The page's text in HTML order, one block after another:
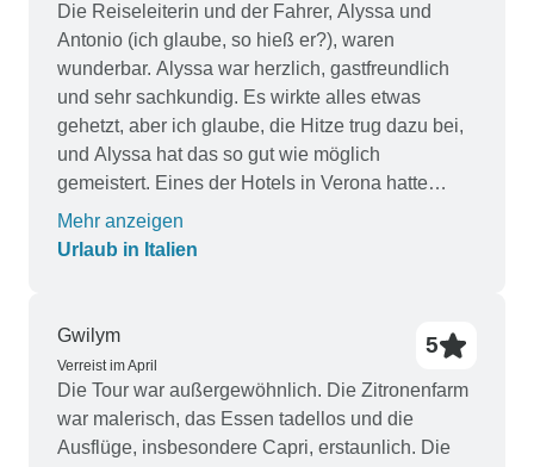
Die Reiseleiterin und der Fahrer, Alyssa und
Antonio (ich glaube, so hieß er?), waren
wunderbar. Alyssa war herzlich, gastfreundlich
und sehr sachkundig. Es wirkte alles etwas
gehetzt, aber ich glaube, die Hitze trug dazu bei,
und Alyssa hat das so gut wie möglich
gemeistert. Eines der Hotels in Verona hatte
winzige Badezimmer, sehr harte Betten und keine
Tee- oder Kaffeezubereitungsmöglichkeiten.
Aktivitäten in den Gesamtpreis der Reise
einzubeziehen. Da ich Australierin bin, bin ich es
nicht gewohnt, Trinkgeld zu geben, daher war ich
von dem empfohlenen Betrag etwas überrascht,
obwohl Alyssa keinerlei Druck ausgeübt hat.
Mehr anzeigen
Urlaub in Italien
Gwilym
Verreist im April
5
Die Tour war außergewöhnlich. Die Zitronenfarm
war malerisch, das Essen tadellos und die
Ausflüge, insbesondere Capri, erstaunlich. Die